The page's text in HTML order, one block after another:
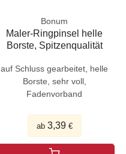
Bonum
Maler-Ringpinsel helle
Borste, Spitzenqualität
auf Schluss gearbeitet, helle
Borste, sehr voll,
Fadenvorband
ab 3,39€